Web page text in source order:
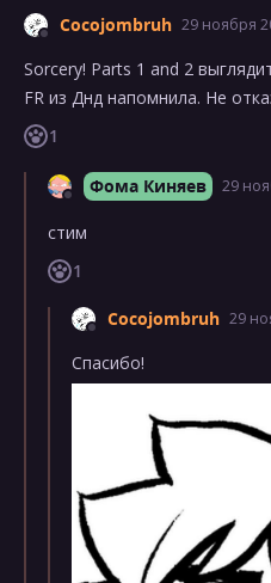
Cocojombruh 29 ноября
Sorcery! Parts 1 and 2
FR из Днд напомнила. Не
1
Фома Киняев 29
стим
1
Cocojombruh 29
Спасибо!